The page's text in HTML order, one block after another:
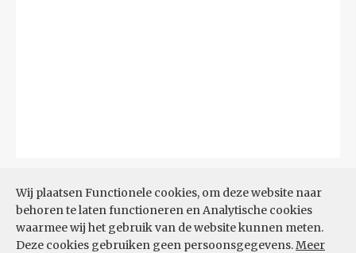
Wij plaatsen Functionele cookies, om deze website naar
behoren te laten functioneren en Analytische cookies
waarmee wij het gebruik van de website kunnen meten.
Deze cookies gebruiken geen persoonsgegevens.Meer
BIJSTANDSUITKERING PER
1.000 INWONERS
Filters